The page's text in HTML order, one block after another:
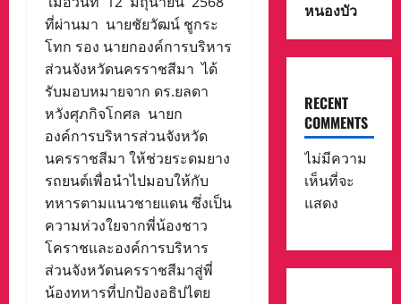
ที่ผ่านมา นายชัยวัฒน์ ชูกระ
โทก รอง นายกองค์การบริหาร
ส่วนจังหวัดนครราชสีมา ได้
รับมอบหมายจาก ดร.ยลดา
หวังศุภกิจโกศล นายก
องค์การบริหารส่วนจังหวัด
นครราชสีมา ให้ช่วยระดมยาง
รถยนต์เพื่อนำไปมอบให้กับ
ทหารตามแนวชายแดน ซึ่งเป็น
ความห่วงใยจากพี่น้องชาว
โคราชและองค์การบริหาร
ส่วนจังหวัดนครราชสีมาสู่พี่
น้องทหารที่ปกป้องอธิปไตย
หนองบัว
RECENT
COMMENTS
ไม่มีความ
เห็นที่จะ
แสดง